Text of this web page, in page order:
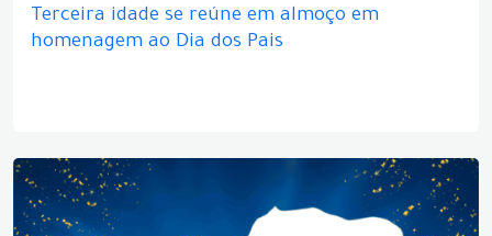
Terceira idade se reúne em almoço em
homenagem ao Dia dos Pais